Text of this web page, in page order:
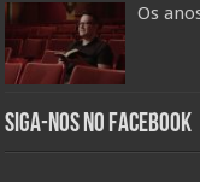
Os
Siga-nos no Facebook